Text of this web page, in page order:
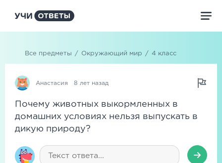
Все предметы / Окружающий мир / 4 класс
Анастасия 8 лет назад
Почему животных выкормленных в
домашних условиях нельзя выпускать в
дикую природу?